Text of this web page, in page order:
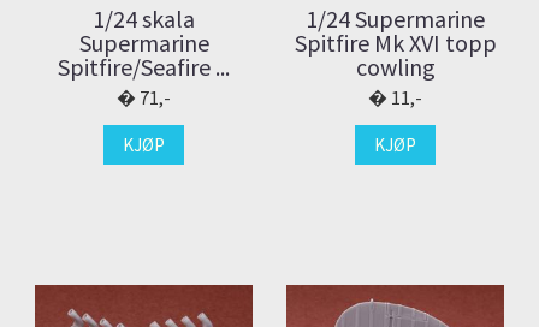
1/24 skala
Supermarine
Spitfire/Seafire ...
71,-
KJØP
1/24 Supermarine
Spitfire Mk XVI topp
cowling
11,-
KJØP